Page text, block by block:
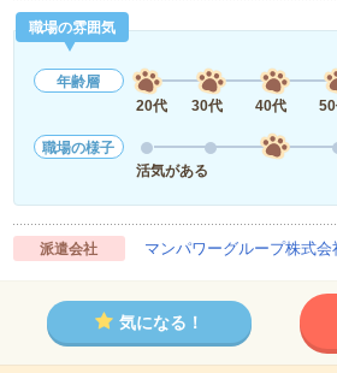
職場の雰囲気
年齢層
20代
30代 40代
職場の様子
活気がある
派遣会社 マンパワーグループ株式
気になる！